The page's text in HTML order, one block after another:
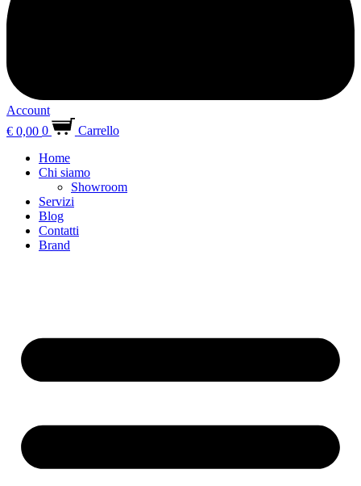
Account
€ 0,00 0
Carrello
Home
Chi siamo
Showroom
Servizi
Blog
Contatti
Brand